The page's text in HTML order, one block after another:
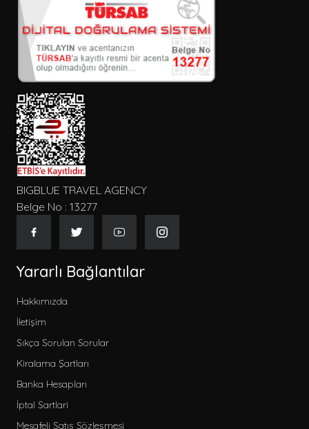
BIGBLUE TRAVEL AGENCY
Belge No : 13277
Yararlı Bağlantılar
Hakkımızda
İletişim
Sıkça Sorulan Sorular
Kiralama Şartları
Banka Hesapları
İptal Sartlari
Mesafeli Satış Sözleşmesi